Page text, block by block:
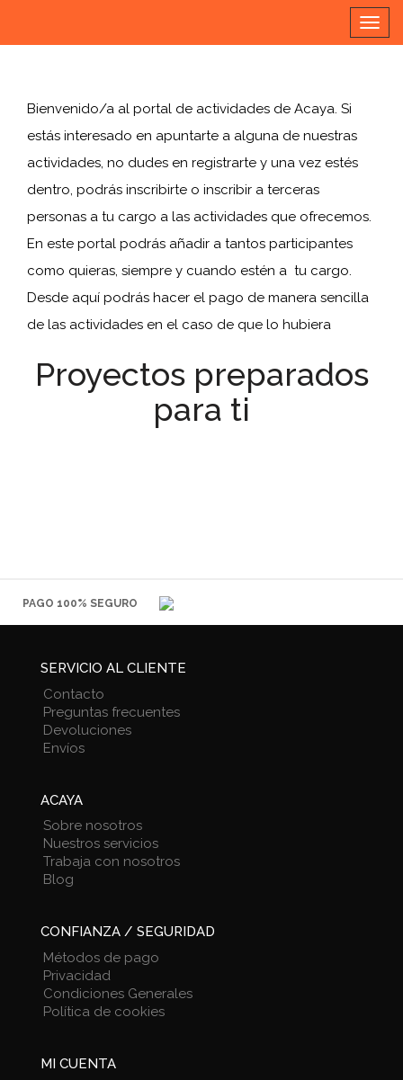
Bienvenido/a al portal de actividades de Acaya. Si
estás interesado en apuntarte a alguna de nuestras
actividades, no dudes en registrarte y una vez estés
dentro, podrás inscribirte o inscribir a terceras
personas a tu cargo a las actividades que ofrecemos.
En este portal podrás añadir a tantos participantes
como quieras, siempre y cuando estén a tu cargo.
Desde aquí podrás hacer el pago de manera sencilla
de las actividades en el caso de que lo hubiera
Proyectos preparados
para ti
PAGO 100% SEGURO
SERVICIO AL CLIENTE
Contacto
Preguntas frecuentes
Devoluciones
Envíos
ACAYA
Sobre nosotros
Nuestros servicios
Trabaja con nosotros
Blog
CONFIANZA / SEGURIDAD
Métodos de pago
Privacidad
Condiciones Generales
Política de cookies
MI CUENTA